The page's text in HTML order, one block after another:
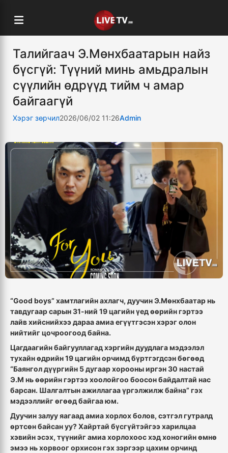
Талийгаач Э.Мөнхбаатарын найз
бүсгүй: Түүний минь амьдралын
сүүлийн өдрүүд тийм ч амар
байгаагүй
Хэрэг зөрчил2026/06/02 11:26Admin
“Good boys” хамтлагийн ахлагч, дуучин Э.Мөнхбаатар нь
тавдугаар сарын 31-ний 19 цагийн үед өөрийн гэртээ
лайв хийснийхээ дараа амиа егүүтгэсэн хэрэг олон
нийтийг цочроогоод байна.
Цагдаагийн байгууллагад хэргийн дуудлага мэдээлэл
тухайн өдрийн 19 цагийн орчимд бүртгэгдсэн бөгөөд
“Баянгол дүүргийн 5 дугаар хорооны иргэн 30 настай
Э.М нь өөрийн гэртээ хоолойгоо боосон байдалтай нас
барсан. Шалгалтын ажиллагаа үргэлжилж байна” гэх
мэдээллийг өгөөд байгаа юм.
Дуучин залуу яагаад амиа хорлох болов, сэтгэл гутралд
өртсөн байсан уу?Хайртай бүсгүйтэйгээ харилцаа
хэвийн эсэх, түүнийг амиа хорлохоос хэд хоногийн өмнө
эмээ нь хорвоог орхисон гэх зэргээр цахим орчинд